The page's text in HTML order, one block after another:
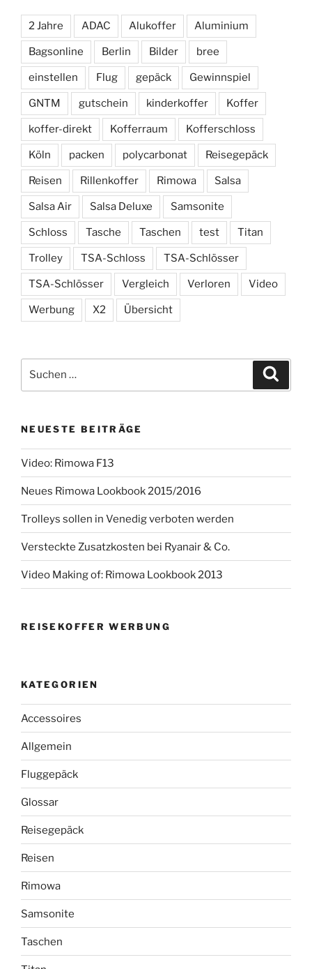
2 Jahre ADAC Alukoffer Aluminium
Bagsonline Berlin Bilder bree
einstellen Flug gepäck Gewinnspiel
GNTM gutschein kinderkoffer Koffer
koffer-direkt Kofferraum Kofferschloss
Köln packen polycarbonat Reisegepäck
Reisen Rillenkoffer Rimowa Salsa
Salsa Air Salsa Deluxe Samsonite
Schloss Tasche Taschen test Titan
Trolley TSA-Schloss TSA-Schlösser
TSA-Schlösser Vergleich Verloren Video
Werbung X2 Übersicht
nach:
NEUESTE BEITRÄGE
Video: Rimowa F13
Neues Rimowa Lookbook 2015/2016
Trolleys sollen in Venedig verboten werden
Versteckte Zusatzkosten bei Ryanair & Co.
Video Making of: Rimowa Lookbook 2013
REISEKOFFER WERBUNG
KATEGORIEN
Accessoires
Allgemein
Fluggepäck
Glossar
Reisegepäck
Reisen
Rimowa
Samsonite
Taschen